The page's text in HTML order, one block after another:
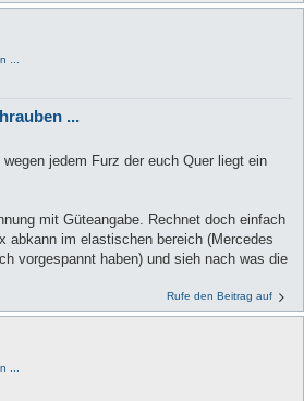
...
...
jedem Furz der euch Quer liegt ein
mit Güteangabe. Rechnet doch einfach
abkann im elastischen bereich (Mercedes
vorgespannt haben) und sieh nach was die
Rufe den Beitrag auf
...